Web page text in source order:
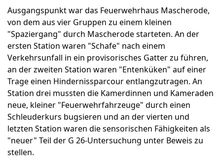
Ausgangspunkt war das Feuerwehrhaus Mascherode,
von dem aus vier Gruppen zu einem kleinen
"Spaziergang" durch Mascherode starteten. An der
ersten Station waren "Schafe" nach einem
Verkehrsunfall in ein provisorisches Gatter zu führen,
an der zweiten Station waren "Entenküken" auf einer
Trage einen Hindernissparcour entlangzutragen. An
Station drei mussten die Kamerdinnen und Kameraden
neue, kleiner "Feuerwehrfahrzeuge" durch einen
Schleuderkurs bugsieren und an der vierten und
letzten Station waren die sensorischen Fähigkeiten als
"neuer" Teil der G 26-Untersuchung unter Beweis zu
stellen.